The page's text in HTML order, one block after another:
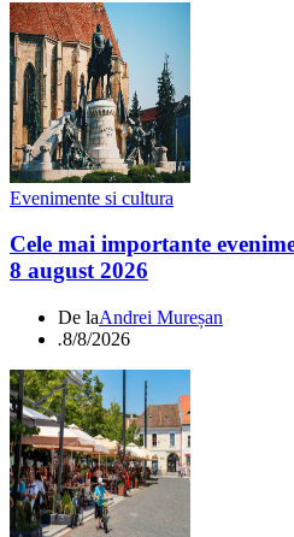
Evenimente si cultura
Cele mai importante
8 august 2026
De laAndrei Mureșan
.8/8/2026